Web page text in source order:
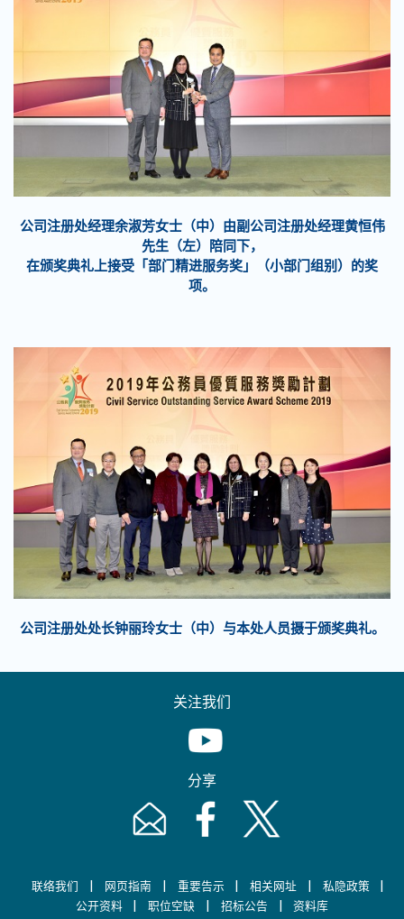
公司注册处经理余淑芳女士（中）由副公司注册处经理黄恒伟
先生（左）陪同下，
在颁奖典礼上接受「部门精进服务奖」（小部门组别）的奖
项。
公司注册处处长钟丽玲女士（中）与本处人员摄于颁奖典礼。
关注我们
Youtube [This link will pop up in
分享
Email [This link will pop up in a new
Facebook [This link will pop up
Twitter [This link will
联络我们 | 网页指南 | 重要告示 | 相关网址 | 私隐政策 |
公开资料 | 职位空缺 | 招标公告 | 资料库